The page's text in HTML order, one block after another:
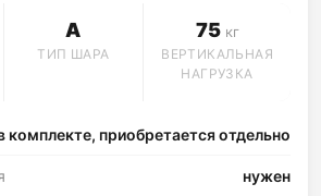
A
ТИП ШАРА
75кг
ВЕРТИКАЛЬНАЯ
НАГРУЗКА
комплекте, приобретается отдельно
нужен